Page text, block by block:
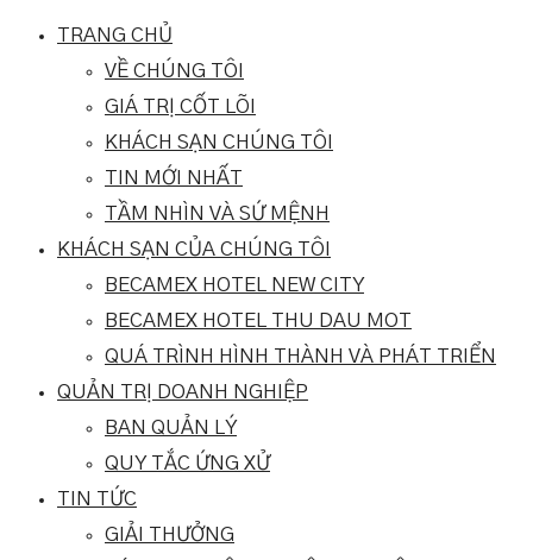
TRANG CHỦ
VỀ CHÚNG TÔI
GIÁ TRỊ CỐT LÕI
KHÁCH SẠN CHÚNG TÔI
TIN MỚI NHẤT
TẦM NHÌN VÀ SỨ MỆNH
KHÁCH SẠN CỦA CHÚNG TÔI
BECAMEX HOTEL NEW CITY
BECAMEX HOTEL THU DAU MOT
QUÁ TRÌNH HÌNH THÀNH VÀ PHÁT TRIỂN
QUẢN TRỊ DOANH NGHIỆP
BAN QUẢN LÝ
QUY TẮC ỨNG XỬ
TIN TỨC
GIẢI THƯỞNG